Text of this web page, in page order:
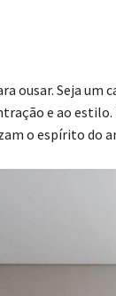
ousar. Seja
e ao
o espírito do